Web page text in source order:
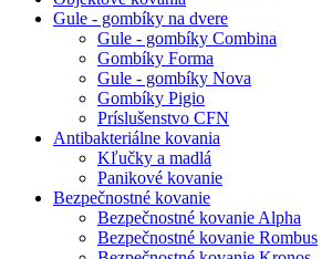
Gule - gombíky na dvere
Gule - gombíky Combina
Gombíky Forma
Gule - gombíky Nova
Gombíky Pigio
Príslušenstvo CFN
Antibakteriálne kovania
Kľučky a madlá
Panikové kovanie
Bezpečnostné kovanie
Bezpečnostné kovanie Alpha
Bezpečnostné kovanie Rombus